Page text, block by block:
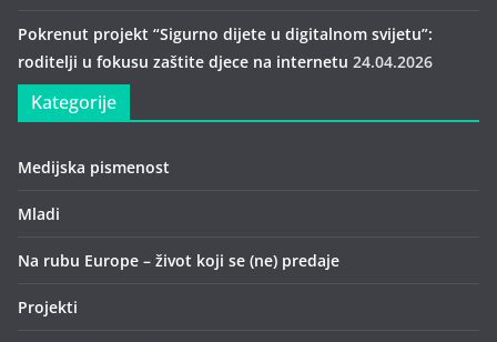
Pokrenut projekt “Sigurno dijete u digitalnom svijetu”:
roditelji u fokusu zaštite djece na internetu 24.04.2026
Kategorije
Medijska pismenost
Mladi
Na rubu Europe – život koji se (ne) predaje
Projekti